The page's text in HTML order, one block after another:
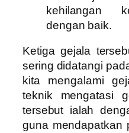
kehilangan
dengan baik.
Ketiga gejala
sering didatangi
kita mengalami
teknik mengatasi
tersebut ialah
guna mendapatkan